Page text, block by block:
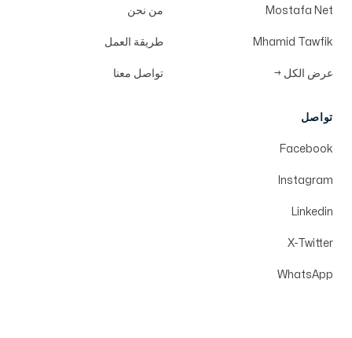
Mostafa Net
Mhamid Tawfik
عرض الكل →
من نحن
طريقة العمل
تواصل معنا
تواصل
Facebook
Instagram
Linkedin
X-Twitter
WhatsApp